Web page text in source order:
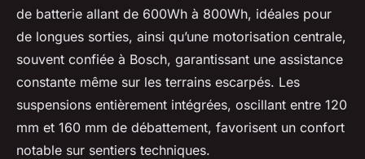
de batterie allant de 600Wh à 800Wh, idéales pour
de longues sorties, ainsi qu’une motorisation centrale,
souvent confiée à Bosch, garantissant une assistance
constante même sur les terrains escarpés. Les
suspensions entièrement intégrées, oscillant entre 120
mm et 160 mm de débattement, favorisent un confort
notable sur sentiers techniques.